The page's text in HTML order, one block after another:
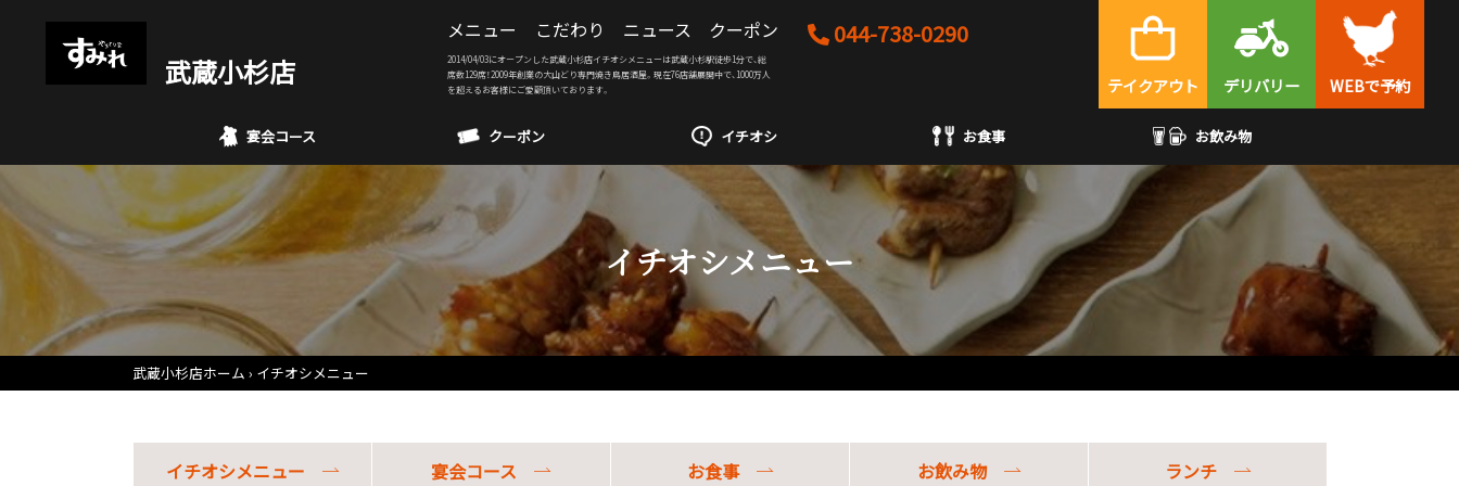
武蔵小杉店
メニュー こだわり ニュース クーポン
テイクアウト デリバリー
044-738-0290
WEBで予約
2014/04/03にオープンした武蔵小杉店イチオシメニューは武蔵小杉駅徒歩1分で、総
席数129席！2009年創業の大山どり専門焼き鳥居酒屋。現在76店舗展開中で、1000万人
を超えるお客様にご愛顧頂いております。
宴会コース クーポン イチオシ お食事 お飲み物
イチオシメニュー
武蔵小杉店ホーム イチオシメニュー
イチオシメニュー 宴会コース お食事 お飲み物 ランチ